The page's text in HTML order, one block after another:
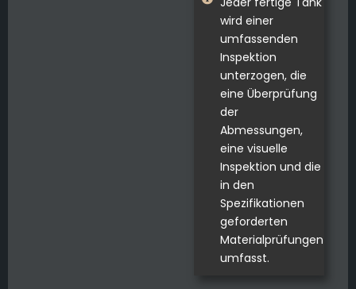
wird einer
umfassenden
Inspektion
unterzogen, die
eine Überprüfung
der
Abmessungen,
eine visuelle
Inspektion und die
in den
Spezifikationen
geforderten
Materialprüfungen
umfasst.